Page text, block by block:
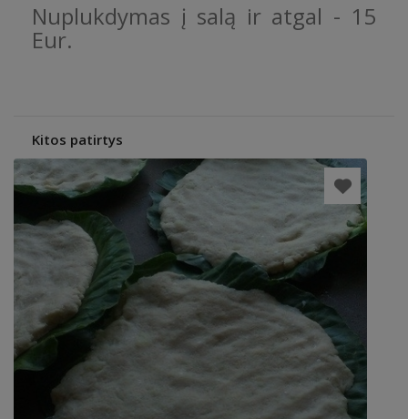
Nuplukdymas į salą ir atgal - 15
Eur.
Kitos patirtys